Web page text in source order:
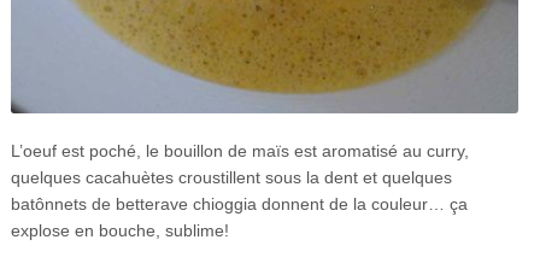
L’oeuf est poché, le bouillon de maïs est aromatisé au curry,
quelques cacahuètes croustillent sous la dent et quelques
batônnets de betterave chioggia donnent de la couleur… ça
explose en bouche, sublime!